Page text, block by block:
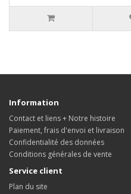
Information
Contact et liens + Notre histoire
Paiement, frais d'envoi et livraison
Confidentialité des données
Conditions générales de vente
Service client
Plan du site